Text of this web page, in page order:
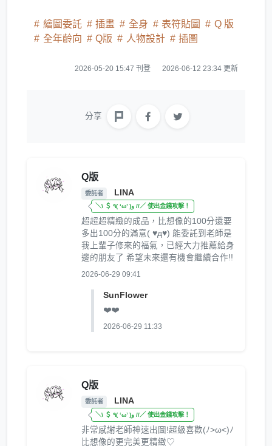
繪圖委託 插畫 全身 表符貼圖
Q 版
全年齡向
Q版 人物設計 插圖
2026-05-20 15:47 刊登 2026-06-12 23:34 更新
分享
Q版
委託者 LINA
＼\ ＄ ٩( ‘ω’ )و //／ 使出金錢攻擊！
超超超精緻的成品，比想像的100分還要
多出100分的滿意( ♥д♥) 能委託到老師是
我上輩子修來的福氣，已經大力推薦給身
邊的朋友了 希望未來還有機會繼續合作!!
2026-06-29 09:41
SunFlower
❤️❤️
2026-06-29 11:33
Q版
委託者 LINA
＼\ ＄ ٩( ‘ω’ )و //／ 使出金錢攻擊！
非常感謝老師神速出圖!超級喜歡(ﾉ>ω<)ﾉ
比想像的更完美更精緻♡